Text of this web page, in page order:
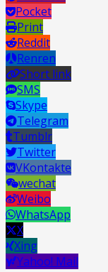
Pocket
Print
Reddit
Renren
Short link
SMS
Skype
Telegram
Tumblr
Twitter
VKontakte
wechat
Weibo
WhatsApp
X
Xing
Yahoo! Mail